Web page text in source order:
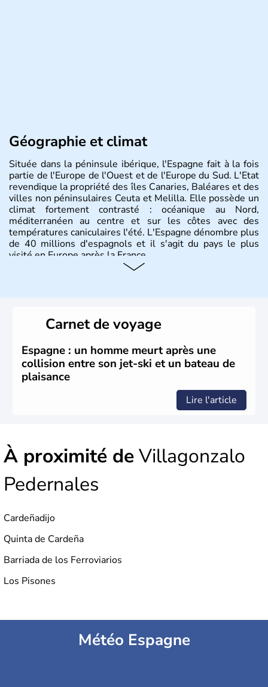
Géographie et climat
Située dans la péninsule ibérique, l'Espagne fait à la fois
partie de l'Europe de l'Ouest et de l'Europe du Sud. L'Etat
revendique la propriété des îles Canaries, Baléares et des
villes non péninsulaires Ceuta et Melilla. Elle possède un
climat fortement contrasté : océanique au Nord,
méditerranéen au centre et sur les côtes avec des
températures caniculaires l'été. L'Espagne dénombre plus
de 40 millions d'espagnols et il s'agit du pays le plus
visité en Europe après la France.
envahissent la péninsule au IIe siècle avant J.C et
apportent leur langue ainsi que leur religion. L'Espagne
s'impose comme la première puissance de l'Europe au
XIème siècle et le reste pendant plus de 100 ans. Madrid
rejoint le pays à partir de 1801 après avoir appartenu au
Portugal. Cette monarchie constitutionnelle intègre
Carnet de voyage
Espagne : un homme meurt après une
collision entre son jet-ski et un bateau de
plaisance
Lire l'article
À proximité deVillagonzalo
Pedernales
Cardeñadijo
Quinta de Cardeña
Barriada de los Ferroviarios
Los Pisones
Météo Espagne